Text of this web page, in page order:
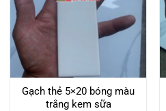
Gạch thẻ 5×20 bóng màu
trắng kem sữa